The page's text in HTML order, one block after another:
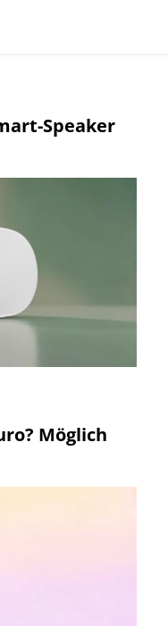
Speaker
Möglich